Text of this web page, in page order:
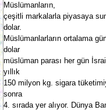
Müslümanların,
çeşitli markalarla piyasaya
dolar.
Müslümanlarların ortalama
dolar
müslüman parası her gün
yıllık
150 milyon kg. sigara
sonra
4. sırada yer alıyor. Dünya